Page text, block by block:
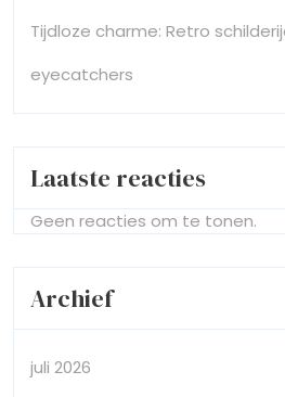
Tijdloze charme: Retro
eyecatchers
Laatste reacties
Geen reacties om te tonen.
Archief
juli 2026